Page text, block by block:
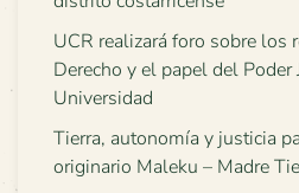
UCR realizará foro sobre los
Derecho y el papel del Poder
Universidad
Tierra, autonomía y justicia
originario Maleku – Madre